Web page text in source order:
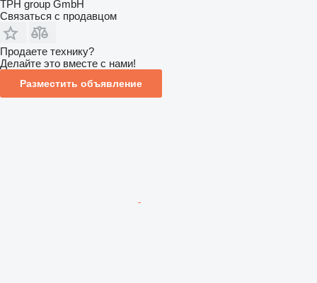
TPH group GmbH
Связаться с продавцом
Продаете технику?
Делайте это вместе с нами!
Разместить объявление